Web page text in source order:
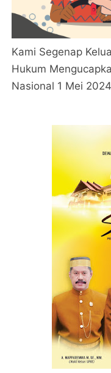
Kami Segenap
Hukum
Nasional 1 Mei 2024